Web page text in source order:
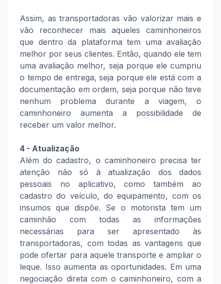
Assim, as transportadoras vão valorizar mais e
vão reconhecer mais aqueles caminhoneiros
que dentro da plataforma tem uma avaliação
melhor por seus clientes. Então, quando ele tem
uma avaliação melhor, seja porque ele cumpriu
o tempo de entrega, seja porque ele está com a
documentação em ordem, seja porque não teve
nenhum problema durante a viagem, o
caminhoneiro aumenta a possibilidade de
receber um valor melhor.
4 - Atualização
Além do cadastro, o caminhoneiro precisa ter
atenção não só à atualização dos dados
pessoais no aplicativo, como também ao
cadastro do veículo, do equipamento, com os
insumos que dispõe. Se o motorista tem um
caminhão com todas as informações
necessárias para ser apresentado às
transportadoras, com todas as vantagens que
pode ofertar para aquele transporte e ampliar o
leque. Isso aumenta as oportunidades. Em uma
negociação direta com o caminhoneiro, com a